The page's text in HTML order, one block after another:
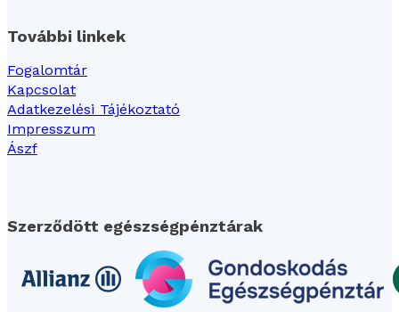
További linkek
Fogalomtár
Kapcsolat
Adatkezelési Tájékoztató
Impresszum
Ászf
Szerződött egészségpénztárak